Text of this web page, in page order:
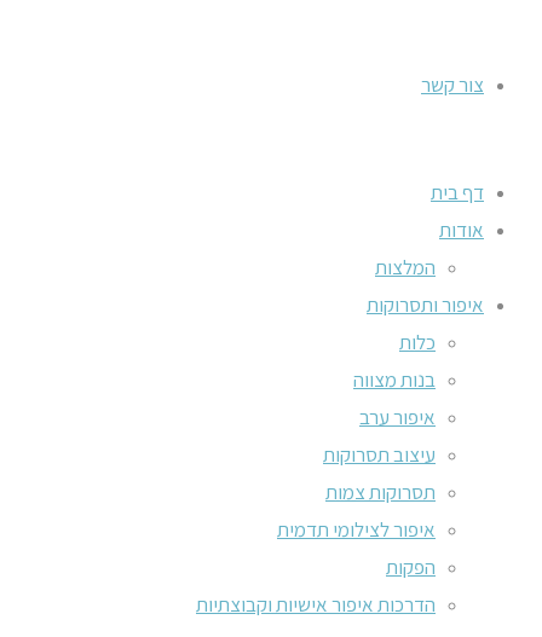
צור קשר
דף בית
אודות
המלצות
איפור ותסרוקות
כלות
בנות מצווה
איפור ערב
עיצוב תסרוקות
תסרוקות צמות
איפור לצילומי תדמית
הפקות
הדרכות איפור אישיות וקבוצתיות